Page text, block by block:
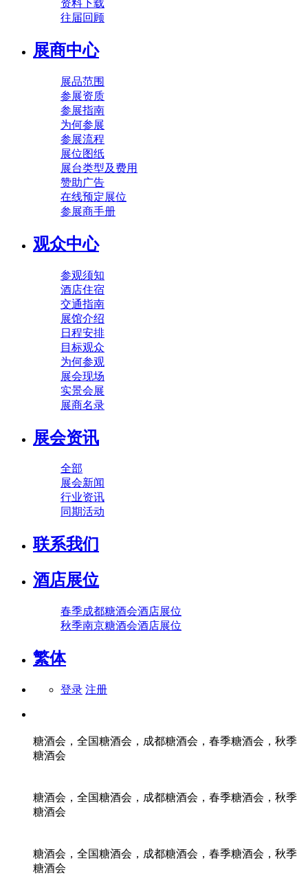
资料下载
往届回顾
展商中心
展品范围
参展资质
参展指南
为何参展
参展流程
展位图纸
展台类型及费用
赞助广告
在线预定展位
参展商手册
观众中心
参观须知
酒店住宿
交通指南
展馆介绍
日程安排
目标观众
为何参观
展会现场
实景会展
展商名录
展会资讯
全部
展会新闻
行业资讯
同期活动
联系我们
酒店展位
春季成都糖酒会酒店展位
秋季南京糖酒会酒店展位
繁体
登录 注册
糖酒会，全国糖酒会，成都糖酒会，春季糖酒会，秋季
糖酒会
糖酒会，全国糖酒会，成都糖酒会，春季糖酒会，秋季
糖酒会
糖酒会，全国糖酒会，成都糖酒会，春季糖酒会，秋季
糖酒会